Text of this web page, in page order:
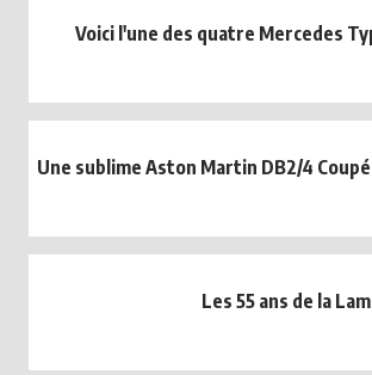
Voici l'une des quatre Mercedes
Une sublime Aston Martin DB2/4
Les 55 ans de la